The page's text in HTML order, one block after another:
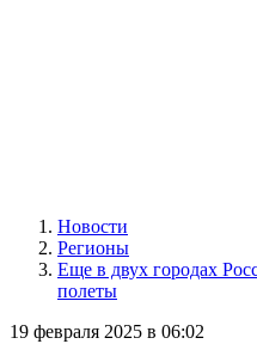
Новости
Регионы
Еще в двух городах
полеты
19 февраля 2025 в 06:02